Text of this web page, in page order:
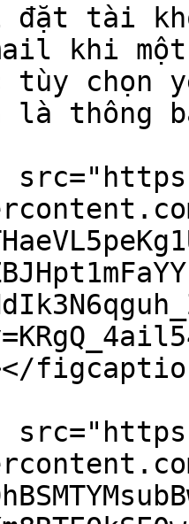
đặt tài
khi
chọn
là thông